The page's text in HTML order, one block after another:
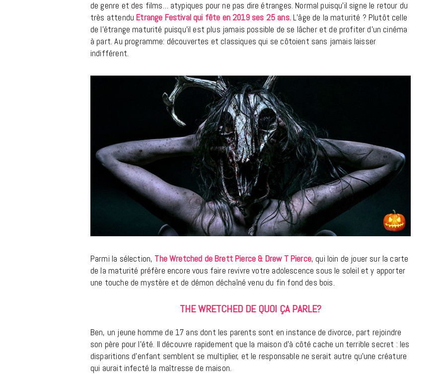
de genre et des films… atypiques pour ne pas dire étranges. Normal puisqu’il signe le retour du
très attendu Etrange Festivalqui fête en 2019 ses 25 ans.L’âge de la maturité ? Plutôt celle
de l’étrange maturité puisqu’il est plus jamais possible de se lâcher et de profiter d’un cinéma
à part. Au programme: découvertes et classiques qui se côtoient sans jamais laisser
indifférent.
Parmi la sélection, The Wretched de Brett Pierce & Drew T Pierce, qui loin de jouer sur la carte
de la maturité préfère encore vous faire revivre votre adolescence sous le soleil et y apporter
une touche de mystère et de démon déchaîné venu du fin fond des bois.
THE WRETCHED DE QUOI ÇA PARLE?
Ben, un jeune homme de 17 ans dont les parents sont en instance de divorce, part rejoindre
son père pour l’été. Il découvre rapidement que la maison d’à côté cache un terrible secret : les
disparitions d’enfant semblent se multiplier, et le responsable ne serait autre qu’une créature
qui aurait infecté la maîtresse de maison.
Les Eclatantes : une soirée entre
concerts, expos, kart, aéroplume…
à la Cité des Sciences